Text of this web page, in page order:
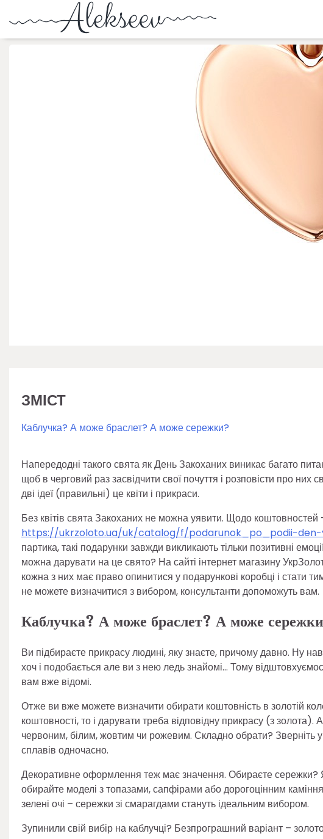
ЗМІСТ
Каблучка? А може браслет? А може сережки?
Напередодні такого свята як День Закоханих виникає багато
щоб в черговий раз засвідчити свої почуття і розповісти про них
дві ідеї (правильні) це квіти і прикраси.
Без квітів свята Закоханих не можна уявити. Щодо коштовностей
https://ukrzoloto.ua/uk/catalog/f/podarunok_po_podii-
партика, такі подарунки завжди викликають тільки позитивні
можна дарувати на це свято? На сайті інтернет магазину
кожна з них має право опинитися у подарункові коробці і стати
не можете визначитися з вибором, консультанти допоможуть вам.
Каблучка? А може браслет? А може
Ви підбираєте прикрасу людині, яку знаєте, причому давно. Ну
хоч і подобається але ви з нею ледь знайомі… Тому
вам вже відомі.
Отже ви вже можете визначити обирати коштовність в золотій
коштовності, то і дарувати треба відповідну прикрасу (з золота).
червоним, білим, жовтим чи рожевим. Складно обрати? Зверніть
сплавів одночасно.
Декоративне оформлення теж має значення. Обираєте сережки?
обирайте моделі з топазами, сапфірами або дорогоцінним
зелені очі – сережки зі смарагдами стануть ідеальним вибором.
Зупинили свій вибір на каблучці? Безпрограшний варіант –